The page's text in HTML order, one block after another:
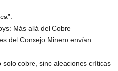
Más allá del Cobre
del Consejo Minero envían
cobre, sino aleaciones críticas